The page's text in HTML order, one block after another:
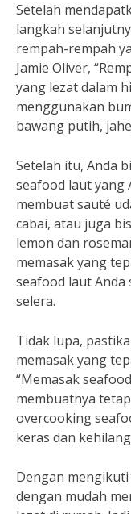
Setelah
langkah
rempah-rempah
Jamie Oliver,
yang lezat dalam
menggunakan
bawang putih,
Setelah itu, Anda
seafood laut yang
membuat sauté
cabai, atau juga
lemon dan
memasak yang
seafood laut Anda
selera.
Tidak lupa,
memasak yang
“Memasak
membuatnya
overcooking
keras dan
Dengan mengikuti
dengan mudah